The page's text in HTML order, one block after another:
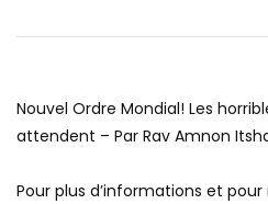
Nouvel Ordre Mondial! Les
attendent – Par Rav Amnon
Pour plus d’informations et